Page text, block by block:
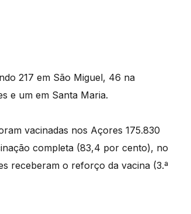
217 em São Miguel, 46 na
e um em Santa Maria.
vacinadas nos Açores 175.830
completa (83,4 por cento), no
receberam o reforço da vacina (3.ª